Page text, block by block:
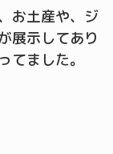
お土産や、ジ
展示してあり
てました。